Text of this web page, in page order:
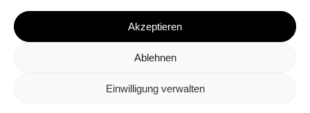
Akzeptieren
Ablehnen
Einwilligung verwalten
Bleiben Sie auf dem Laufenden